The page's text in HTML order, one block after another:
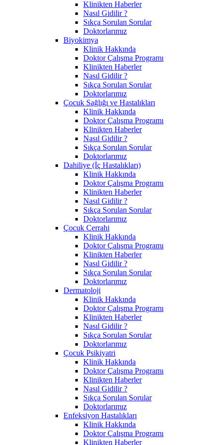
Klinikten Haberler
Nasıl Gidilir ?
Sıkça Sorulan Sorular
Doktorlarımız
Biyokimya
Klinik Hakkında
Doktor Çalışma Programı
Klinikten Haberler
Nasıl Gidilir ?
Sıkça Sorulan Sorular
Doktorlarımız
Çocuk Sağlığı ve Hastalıkları
Klinik Hakkında
Doktor Çalışma Programı
Klinikten Haberler
Nasıl Gidilir ?
Sıkça Sorulan Sorular
Doktorlarımız
Dahiliye (İç Hastalıkları)
Klinik Hakkında
Doktor Çalışma Programı
Klinikten Haberler
Nasıl Gidilir ?
Sıkça Sorulan Sorular
Doktorlarımız
Çocuk Cerrahi
Klinik Hakkında
Doktor Çalışma Programı
Klinikten Haberler
Nasıl Gidilir ?
Sıkça Sorulan Sorular
Doktorlarımız
Dermatoloji
Klinik Hakkında
Doktor Çalışma Programı
Klinikten Haberler
Nasıl Gidilir ?
Sıkça Sorulan Sorular
Doktorlarımız
Çocuk Psikiyatri
Klinik Hakkında
Doktor Çalışma Programı
Klinikten Haberler
Nasıl Gidilir ?
Sıkça Sorulan Sorular
Doktorlarımız
Enfeksiyon Hastalıkları
Klinik Hakkında
Doktor Çalışma Programı
Klinikten Haberler